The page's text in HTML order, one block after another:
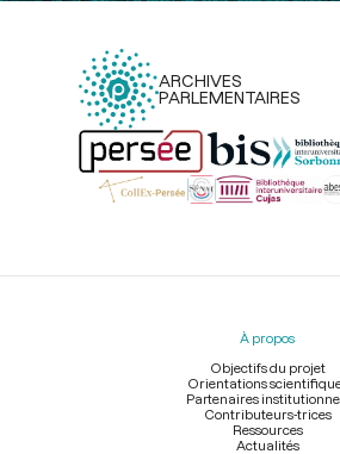
ARCHIVES
PARLEMENTAIRES
Menu
À propos
Objectifs du projet
Orientations
Partenaires
Contributeurs-trices
Ressources
Actualités